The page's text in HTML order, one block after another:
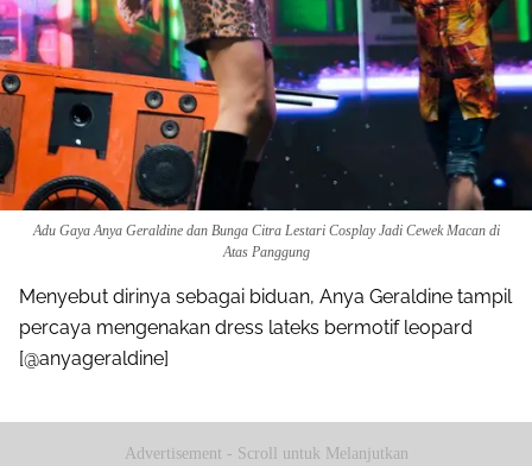
Adu Gaya Anya Geraldine dan Bunga Citra Lestari Cosplay Jadi Cewek Macan di
Atas Panggung
Menyebut dirinya sebagai biduan, Anya Geraldine tampil
percaya mengenakan dress lateks bermotif leopard
[@anyageraldine]
Advertisement - Scroll untuk Melanjutkan